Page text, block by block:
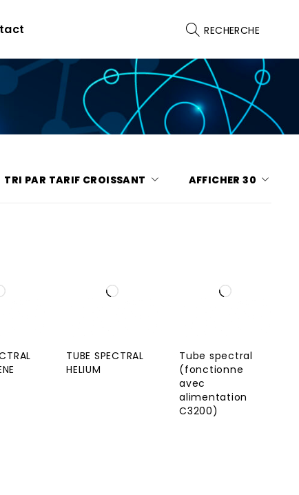
RECHERCHE
TRI PAR TARIF CROISSANT AFFICHER 30
TUBE SPECTRAL
HELIUM
Tube spectral
(fonctionne
avec
alimentation
C3200)